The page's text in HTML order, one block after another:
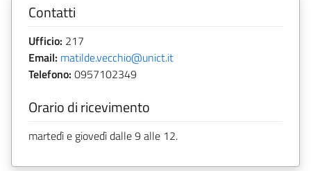
Contatti
Ufficio: 217
Email: matilde.vecchio@unict.it
Telefono: 0957102349
Orario di ricevimento
martedì e giovedì dalle 9 alle 12.